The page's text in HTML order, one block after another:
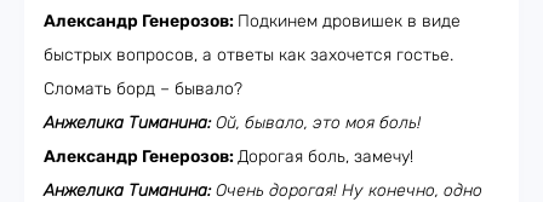
Александр Генерозов: Подкинем дровишек в виде
быстрых вопросов, а ответы как захочется гостье.
Сломать борд – бывало?
Анжелика Тиманина:Ой, бывало, это моя боль!
Александр Генерозов:Дорогая боль, замечу!
Анжелика Тиманина:Очень дорогая! Ну конечно, одно